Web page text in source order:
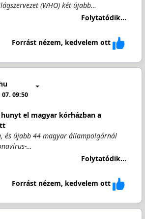
(WHO) két újabb…
Folytatódik...
Forrást nézem, kedvelem ott
07. 09:50
el magyar kórházban a
és újabb 44 magyar állampolgárnál
…
Folytatódik...
Forrást nézem, kedvelem ott